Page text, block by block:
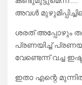
അവൾ
ശരത് അപ്പോഴും
പ്രണയിച്ച്
വേണ്ടെന്ന് വച്ച
ഇതാ എന്റെ